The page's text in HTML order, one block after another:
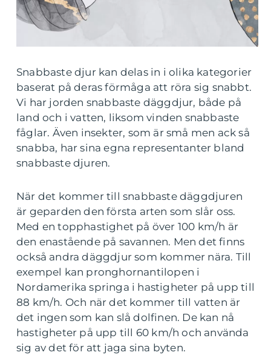
Snabbaste djur kan delas in i olika kategorier
baserat på deras förmåga att röra sig snabbt.
Vi har jorden snabbaste däggdjur, både på
land och i vatten, liksom vinden snabbaste
fåglar. Även insekter, som är små men ack så
snabba, har sina egna representanter bland
snabbaste djuren.
När det kommer till snabbaste däggdjuren
är geparden den första arten som slår oss.
Med en topphastighet på över 100 km/h är
den enastående på savannen. Men det finns
också andra däggdjur som kommer nära. Till
exempel kan pronghornantilopen i
Nordamerika springa i hastigheter på upp till
88 km/h. Och när det kommer till vatten är
det ingen som kan slå dolfinen. De kan nå
hastigheter på upp till 60 km/h och använda
sig av det för att jaga sina byten.